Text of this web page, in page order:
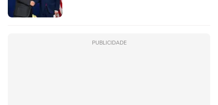
PUBLICIDADE